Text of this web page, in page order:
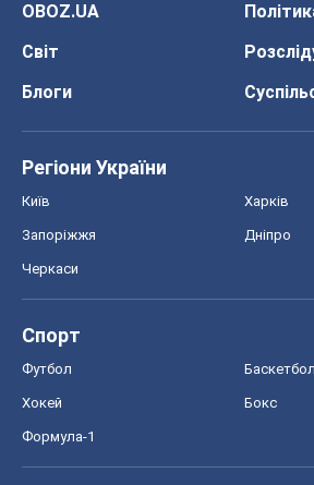
OBOZ.UA
Світ
Блоги
Регіони України
Київ Харків
Запоріжжя Дніпро
Черкаси
Спорт
Футбол Баскетбол
Хокей Бокс
Формула-1